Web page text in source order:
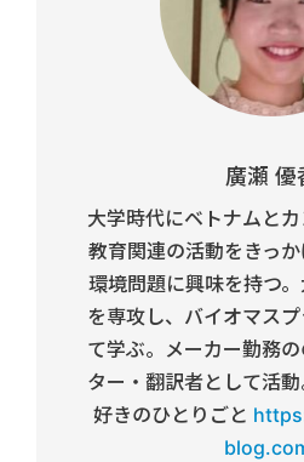
廣瀬 優
大学時代にベトナムと
教育関連の活動をきっ
環境問題に興味を持つ
を専攻し、バイオマス
て学ぶ。メーカー勤務
ター・翻訳者として活
好きのひとりごと